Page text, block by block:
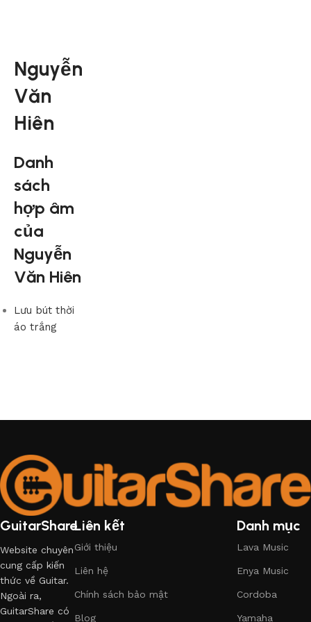
Nguyễn
Văn
Hiên
Danh
sách
hợp âm
của
Nguyễn
Văn Hiên
Lưu bút thời
áo trắng
GuitarShare
Website chuyên
cung cấp kiến
thức về Guitar.
Ngoài ra,
GuitarShare có
Liên kết
Giới thiệu
Liên hệ
Chính sách bảo mật
Blog
Danh mục
Lava Music
Enya Music
Cordoba
Yamaha